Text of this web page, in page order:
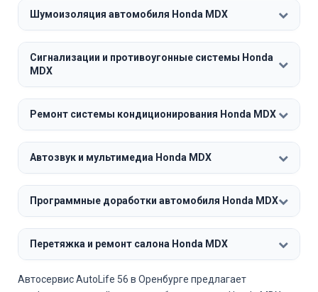
Шумоизоляция автомобиля Honda MDX
Сигнализации и противоугонные системы Honda
MDX
Ремонт системы кондиционирования Honda MDX
Автозвук и мультимедиа Honda MDX
Программные доработки автомобиля Honda MDX
Перетяжка и ремонт салона Honda MDX
Автосервис AutoLife 56 в Оренбурге предлагает